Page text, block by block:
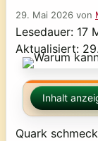
29. Mai 2026 von
Lesedauer: 17
Aktualisiert:
Inhalt
Quark